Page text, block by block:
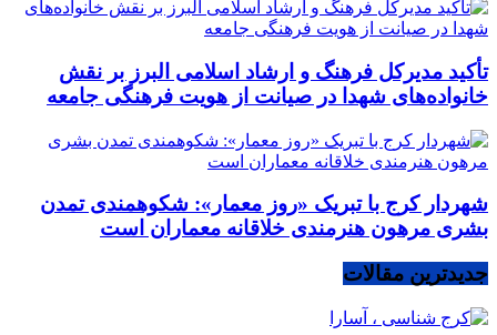
تأکید مدیرکل فرهنگ و ارشاد اسلامی البرز بر نقش
خانواده‌های شهدا در صیانت از هویت فرهنگی جامعه
شهردار کرج با تبریک «روز معمار»: شکوهمندی تمدن
بشری مرهون هنرمندی خلاقانه معماران است
جدیدترین مقالات